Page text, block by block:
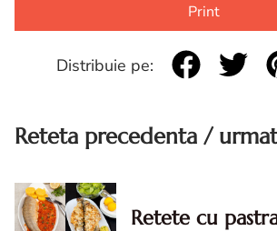
Print
Distribuie pe:
Reteta precedenta /
Retete cu